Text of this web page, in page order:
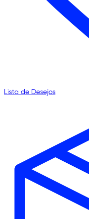
Lista de Desejos